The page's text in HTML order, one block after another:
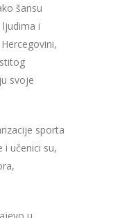
šansu
i
svoje
sporta
i učenici su,